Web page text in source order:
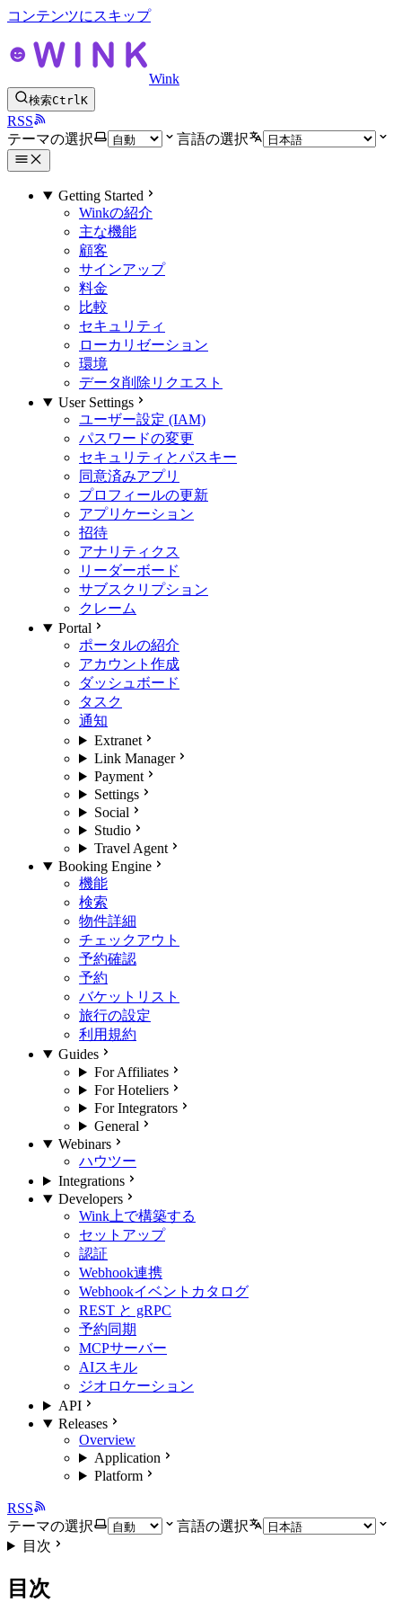
コンテンツにスキップ
Wink
検索CtrlK
RSS
テーマの選択
言語の選択
Getting Started
Winkの紹介
主な機能
顧客
サインアップ
料金
比較
セキュリティ
ローカリゼーション
環境
データ削除リクエスト
User Settings
ユーザー設定 (IAM)
パスワードの変更
セキュリティとパスキー
同意済みアプリ
プロフィールの更新
アプリケーション
招待
アナリティクス
リーダーボード
サブスクリプション
クレーム
Portal
ポータルの紹介
アカウント作成
ダッシュボード
タスク
通知
Extranet
Link Manager
Payment
Settings
Social
Studio
Travel Agent
Booking Engine
機能
検索
物件詳細
チェックアウト
予約確認
予約
バケットリスト
旅行の設定
利用規約
Guides
For Affiliates
For Hoteliers
For Integrators
General
Webinars
ハウツー
Integrations
Developers
Wink上で構築する
セットアップ
認証
Webhook連携
Webhookイベントカタログ
REST と gRPC
予約同期
MCPサーバー
AIスキル
ジオロケーション
API
Releases
Overview
Application
Platform
RSS
テーマの選択
言語の選択
目次
目次